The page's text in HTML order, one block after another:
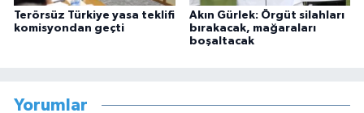
Terörsüz Türkiye yasa teklifi
komisyondan geçti
Akın Gürlek: Örgüt silahları
bırakacak, mağaraları
boşaltacak
Yorumlar